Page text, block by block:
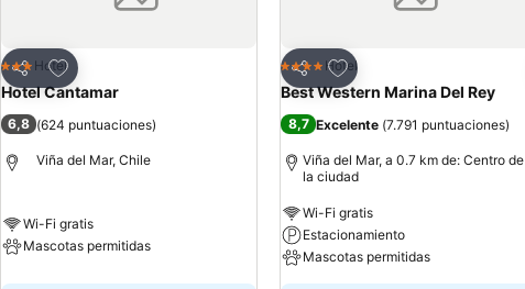
Compartir
Agregar a favoritos
3 Estrellas
Hotel
Hotel Cantamar
6,8 (624 puntuaciones)
Viña del Mar, Chile
Wi-Fi gratis
Mascotas permitidas
Compartir
Agregar a favoritos
4 EstrellasHotel
Best Western Marina Del Rey
8,7 Excelente (7.791 puntuaciones)
Viña del Mar, a 0.7 km de: Centro de
la ciudad
Wi-Fi gratis
Estacionamiento
Mascotas permitidas